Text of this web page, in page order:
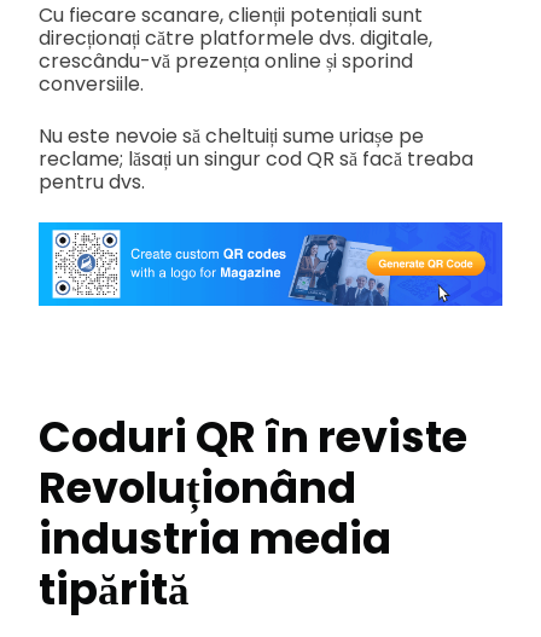
Cu fiecare scanare, clienții potențiali sunt
direcționați către platformele dvs. digitale,
crescându-vă prezența online și sporind
conversiile.
Nu este nevoie să cheltuiți sume uriașe pe
reclame; lăsați un singur cod QR să facă treaba
pentru dvs.
Coduri QR în reviste
Revoluționând
industria media
tipărită